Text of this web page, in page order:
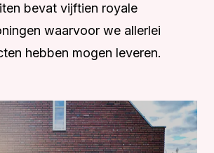
bevat vijftien royale
waarvoor we allerlei
hebben mogen leveren.